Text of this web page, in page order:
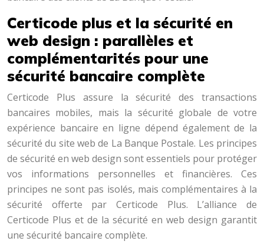
Certicode plus et la sécurité en
web design : parallèles et
complémentarités pour une
sécurité bancaire complète
Certicode Plus assure la sécurité des transactions
bancaires mobiles, mais la sécurité globale de votre
expérience bancaire en ligne dépend également de la
sécurité du site web de La Banque Postale. Les principes
de sécurité en web design sont essentiels pour protéger
vos informations personnelles et financières. Ces
principes ne sont pas isolés, mais complémentaires à la
sécurité offerte par Certicode Plus. L’alliance de
Certicode Plus et de la sécurité en web design garantit
une sécurité bancaire complète.